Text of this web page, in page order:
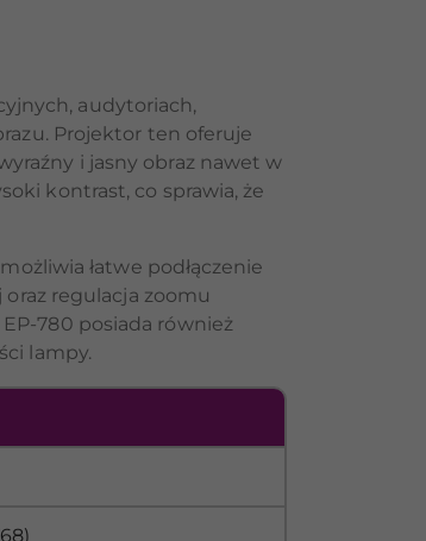
audytoriach,
Projektor ten oferuje
i jasny obraz nawet w
kontrast, co sprawia, że
łatwe podłączenie
regulacja zoomu
780 posiada również
lampy.